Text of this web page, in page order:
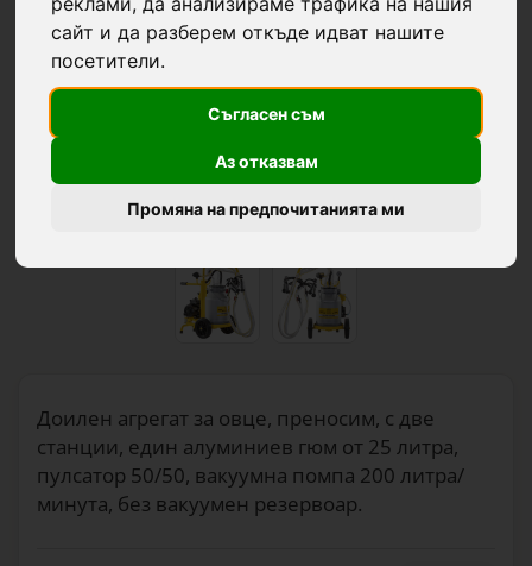
сайт и да разберем откъде идват нашите
посетители.
Съгласен съм
Аз отказвам
Промяна на предпочитанията ми
Доилен агрегат за овце, преносим, с две
станции, един алуминиев гюм от 25 литра,
пулсатор 50/50, вакуумна помпа 200 литра/
минута, без вакуумен резервоар.